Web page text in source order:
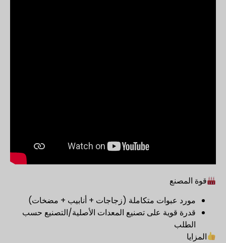
قوة المصنع
مورد عبوات متكاملة (زجاجات + أنابيب + مضخات)
قدرة قوية على تصنيع المعدات الأصلية/التصنيع حسب
الطلب
المزايا